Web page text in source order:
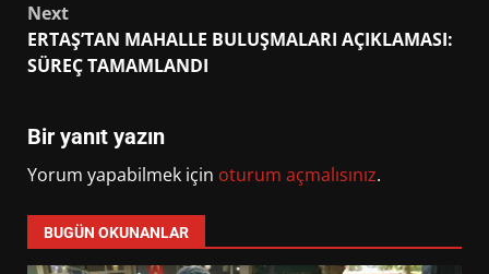
Next
ERTAŞ’TAN MAHALLE BULUŞMALARI AÇIKLAMASI:
SÜREÇ TAMAMLANDI
Bir yanıt yazın
Yorum yapabilmek için oturum açmalısınız.
BUGÜN OKUNANLAR